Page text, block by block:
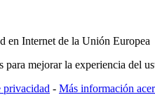
en Internet de la Unión Europea
para mejorar la experiencia del
privacidad - Más información